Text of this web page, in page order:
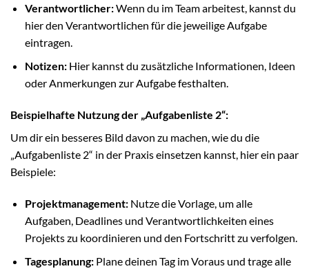
Verantwortlicher:Wenn du im Team arbeitest, kannst du
hier den Verantwortlichen für die jeweilige Aufgabe
eintragen.
Notizen:Hier kannst du zusätzliche Informationen, Ideen
oder Anmerkungen zur Aufgabe festhalten.
Beispielhafte Nutzung der „Aufgabenliste 2“:
Um dir ein besseres Bild davon zu machen, wie du die
„Aufgabenliste 2“ in der Praxis einsetzen kannst, hier ein paar
Beispiele:
Projektmanagement:Nutze die Vorlage, um alle
Aufgaben, Deadlines und Verantwortlichkeiten eines
Projekts zu koordinieren und den Fortschritt zu verfolgen.
Tagesplanung:Plane deinen Tag im Voraus und trage alle